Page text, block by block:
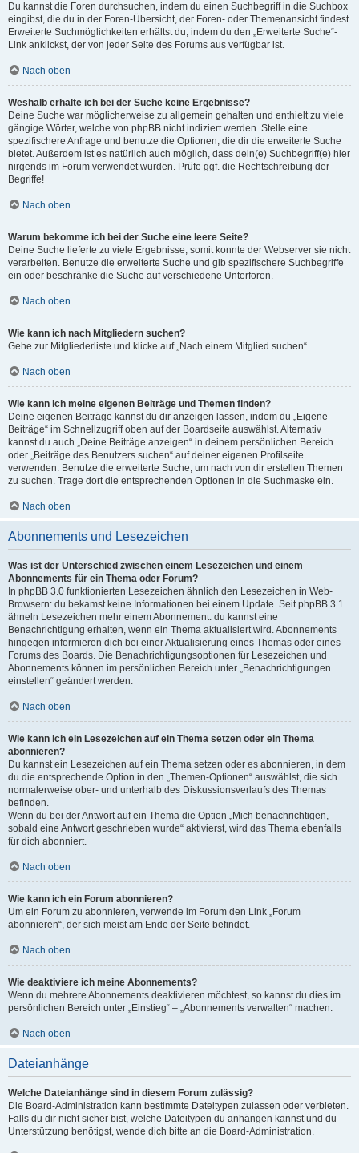
Du kannst die Foren durchsuchen, indem du einen Suchbegriff in die Suchbox
eingibst, die du in der Foren-Übersicht, der Foren- oder Themenansicht findest.
Erweiterte Suchmöglichkeiten erhältst du, indem du den „Erweiterte Suche“-
Link anklickst, der von jeder Seite des Forums aus verfügbar ist.
Nach oben
Weshalb erhalte ich bei der Suche keine Ergebnisse?
Deine Suche war möglicherweise zu allgemein gehalten und enthielt zu viele
gängige Wörter, welche von phpBB nicht indiziert werden. Stelle eine
spezifischere Anfrage und benutze die Optionen, die dir die erweiterte Suche
bietet. Außerdem ist es natürlich auch möglich, dass dein(e) Suchbegriff(e) hier
nirgends im Forum verwendet wurden. Prüfe ggf. die Rechtschreibung der
Begriffe!
Nach oben
Warum bekomme ich bei der Suche eine leere Seite?
Deine Suche lieferte zu viele Ergebnisse, somit konnte der Webserver sie nicht
verarbeiten. Benutze die erweiterte Suche und gib spezifischere Suchbegriffe
ein oder beschränke die Suche auf verschiedene Unterforen.
Nach oben
Wie kann ich nach Mitgliedern suchen?
Gehe zur Mitgliederliste und klicke auf „Nach einem Mitglied suchen“.
Nach oben
Wie kann ich meine eigenen Beiträge und Themen finden?
Deine eigenen Beiträge kannst du dir anzeigen lassen, indem du „Eigene
Beiträge“ im Schnellzugriff oben auf der Boardseite auswählst. Alternativ
kannst du auch „Deine Beiträge anzeigen“ in deinem persönlichen Bereich
oder „Beiträge des Benutzers suchen“ auf deiner eigenen Profilseite
verwenden. Benutze die erweiterte Suche, um nach von dir erstellen Themen
zu suchen. Trage dort die entsprechenden Optionen in die Suchmaske ein.
Nach oben
Abonnements und Lesezeichen
Was ist der Unterschied zwischen einem Lesezeichen und einem
Abonnements für ein Thema oder Forum?
In phpBB 3.0 funktionierten Lesezeichen ähnlich den Lesezeichen in Web-
Browsern: du bekamst keine Informationen bei einem Update. Seit phpBB 3.1
ähneln Lesezeichen mehr einem Abonnement: du kannst eine
Benachrichtigung erhalten, wenn ein Thema aktualisiert wird. Abonnements
hingegen informieren dich bei einer Aktualisierung eines Themas oder eines
Forums des Boards. Die Benachrichtigungsoptionen für Lesezeichen und
Abonnements können im persönlichen Bereich unter „Benachrichtigungen
einstellen“ geändert werden.
Nach oben
Wie kann ich ein Lesezeichen auf ein Thema setzen oder ein Thema
abonnieren?
Du kannst ein Lesezeichen auf ein Thema setzen oder es abonnieren, in dem
du die entsprechende Option in den „Themen-Optionen“ auswählst, die sich
normalerweise ober- und unterhalb des Diskussionsverlaufs des Themas
befinden.
Wenn du bei der Antwort auf ein Thema die Option „Mich benachrichtigen,
sobald eine Antwort geschrieben wurde“ aktivierst, wird das Thema ebenfalls
für dich abonniert.
Nach oben
Wie kann ich ein Forum abonnieren?
Um ein Forum zu abonnieren, verwende im Forum den Link „Forum
abonnieren“, der sich meist am Ende der Seite befindet.
Nach oben
Wie deaktiviere ich meine Abonnements?
Wenn du mehrere Abonnements deaktivieren möchtest, so kannst du dies im
persönlichen Bereich unter „Einstieg“ – „Abonnements verwalten“ machen.
Nach oben
Dateianhänge
Welche Dateianhänge sind in diesem Forum zulässig?
Die Board-Administration kann bestimmte Dateitypen zulassen oder verbieten.
Falls du dir nicht sicher bist, welche Dateitypen du anhängen kannst und du
Unterstützung benötigst, wende dich bitte an die Board-Administration.